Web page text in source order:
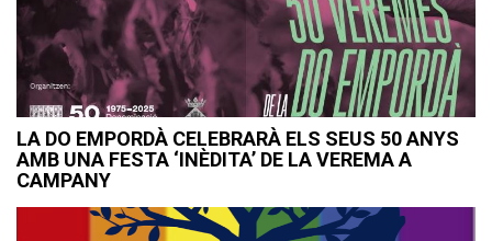
LA DO EMPORDÀ CELEBRARÀ ELS SEUS 50 ANYS
AMB UNA FESTA ‘INÈDITA’ DE LA VEREMA A
CAMPANY